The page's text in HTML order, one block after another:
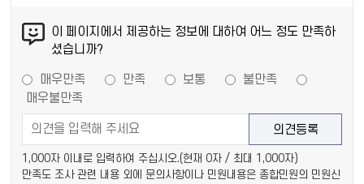
이 페이지에서 제공하는 정보에 대하여 어느 정도 만족하
셨습니까?
매우만족 만족 보통
불만족
매우불만족
1,000자 이내로 입력하여 주십시오.(현재 0자 / 최대 1,000자)
만족도 조사 관련 내용 외에 문의사항이나 민원내용은 종합민원의 민원신